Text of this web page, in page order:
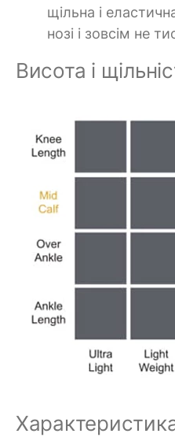
щільна і
нозі і зовсім не
Висота і